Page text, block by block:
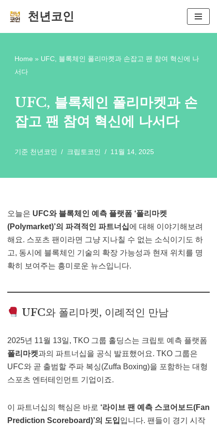
천년코인
Home » UFC, 블록체인 폴리마켓과 손잡고 팬 참여 혁신에 나
서다
UFC, 블록체인 폴리마켓과 손
잡고 팬 참여 혁신에 나서다
기준 천년코인 크립토코인 11월 14, 2025
오늘은 UFC와 블록체인 예측 플랫폼 ‘폴리마켓
(Polymarket)’의 파격적인 파트너십에 대해 이야기해보려
해요. 스포츠 팬이라면 그냥 지나칠 수 없는 소식이기도 하
고, 동시에 블록체인 기술의 확장 가능성과 현재 위치를 명
확히 보여주는 흥미로운 뉴스입니다.
UFC와 폴리마켓, 이례적인 만남
2025년 11월 13일, TKO 그룹 홀딩스는 크립토 예측 플랫폼
폴리마켓과의 파트너십을 공식 발표했어요. TKO 그룹은
UFC와 곧 출범할 주파 복싱(Zuffa Boxing)을 포함하는 대형
스포츠 엔터테인먼트 기업이죠.
이 파트너십의 핵심은 바로 ‘라이브 팬 예측 스코어보드(Fan
Prediction Scoreboard)’의 도입입니다. 팬들이 경기 시작